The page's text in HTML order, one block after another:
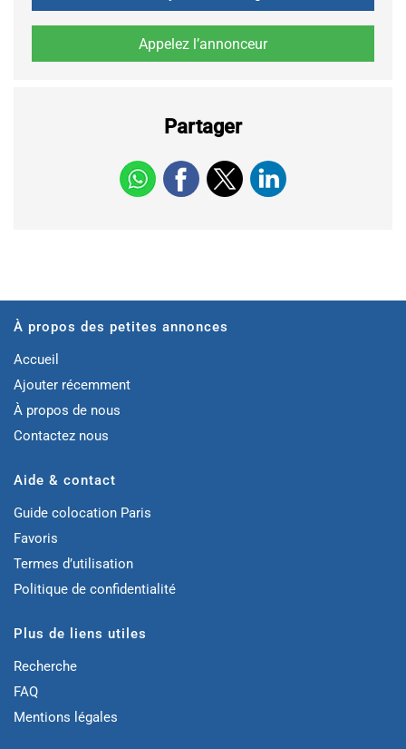
Partager
À propos des petites annonces
Accueil
Ajouter récemment
À propos de nous
Contactez nous
Aide & contact
Guide colocation Paris
Favoris
Termes d’utilisation
Politique de confidentialité
Plus de liens utiles
Recherche
FAQ
Mentions légales